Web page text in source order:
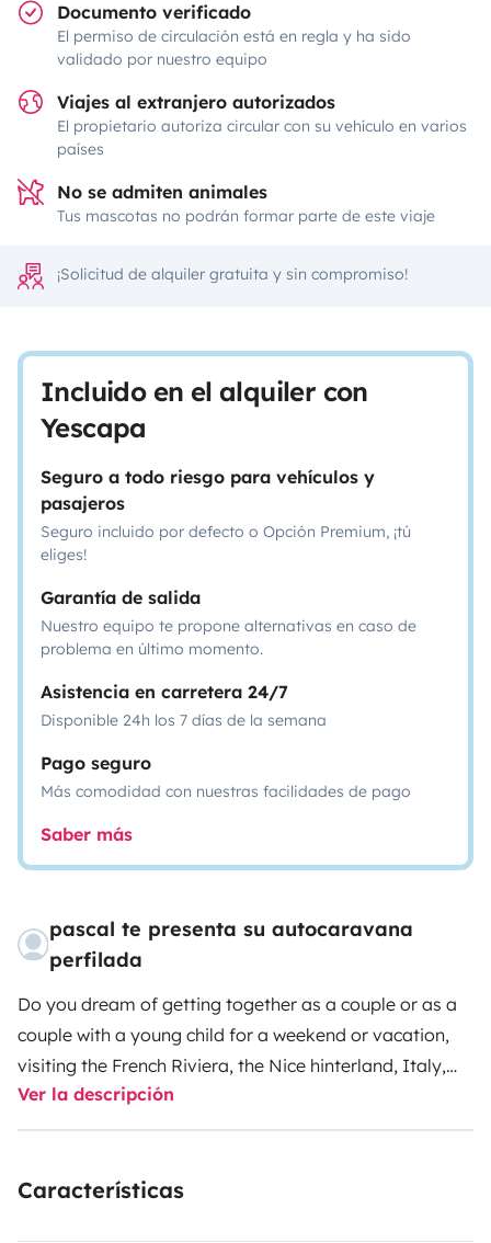
Documento verificado
El permiso de circulación está en regla y ha sido
validado por nuestro equipo
Viajes al extranjero autorizados
El propietario autoriza circular con su vehículo en varios
países
No se admiten animales
Tus mascotas no podrán formar parte de este viaje
¡Solicitud de alquiler gratuita y sin compromiso!
Incluido en el alquiler con
Yescapa
Seguro a todo riesgo para vehículos y
pasajeros
Seguro incluido por defecto o Opción Premium, ¡tú
eliges!
Garantía de salida
Nuestro equipo te propone alternativas en caso de
problema en último momento.
Asistencia en carretera 24/7
Disponible 24h los 7 días de la semana
Pago seguro
Más comodidad con nuestras facilidades de pago
Saber más
pascal te presenta su autocaravana
perfilada
Do you dream of getting together as a couple or as a
couple with a young child for a weekend or vacation,
visiting the French Riviera, the Nice hinterland, Italy,
the Luberon, the Verdon...
Florium LJG65. Its compact width of 2m23, length of
traveling companion.
Ver la descripción
Características